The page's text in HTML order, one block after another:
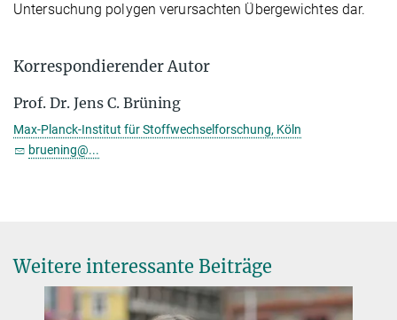
Untersuchung polygen verursachten Übergewichtes dar.
Korrespondierender Autor
Prof. Dr. Jens C. Brüning
Max-Planck-Institut für Stoffwechselforschung, Köln
bruening@...
Weitere interessante Beiträge